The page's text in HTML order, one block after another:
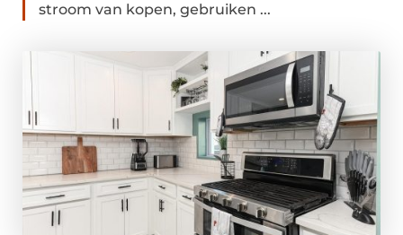
stroom van kopen, gebruiken ...